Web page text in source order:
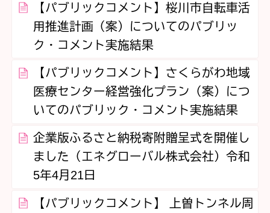
【パブリックコメント】桜川市自転車活
用推進計画（案）についてのパブリッ
ク・コメント実施結果
【パブリックコメント】さくらがわ地域
医療センター経営強化プラン（案）につ
いてのパブリック・コメント実施結果
企業版ふるさと納税寄附贈呈式を開催し
ました（エネグローバル株式会社）令和
5年4月21日
【パブリックコメント】 上曽トンネル周